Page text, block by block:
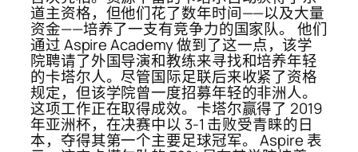
道主资格，但他们花了数年时间——以及大量
资金——培养了一支有竞争力的国家队。 他们
通过 Aspire Academy 做到了这一点，该学
院聘请了外国导演和教练来寻找和培养年轻
的卡塔尔人。尽管国际足联后来收紧了资格
规定，但该学院曾一度招募年轻的非洲人。
这项工作正在取得成效。卡塔尔赢得了 2019
年亚洲杯，在决赛中以 3-1 击败受青睐的日
本，夺得其第一个主要足球冠军。 Aspire 表